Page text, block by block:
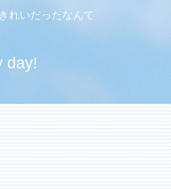
れいだったなんて
day!